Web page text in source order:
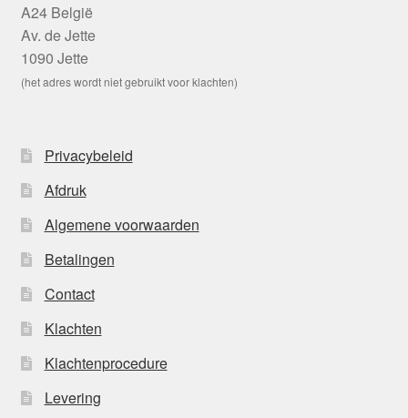
A24 België
Av. de Jette
1090 Jette
(het adres wordt niet gebruikt voor klachten)
Privacybeleid
Afdruk
Algemene voorwaarden
Betalingen
Contact
Klachten
Klachtenprocedure
Levering